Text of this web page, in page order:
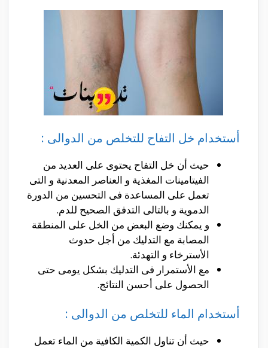
أستخدام خل التفاح للتخلص من الدوالى :
حيث أن خل التفاح يحتوى على العديد من
الفيتامينات المغذية و العناصر المعدنية و التى
تعمل على المساعدة فى التحسين من الدورة
الدموية و بالتالى التدفق الصحيح للدم.
و يمكنك وضع البعض من الخل على المنطقة
المصابة مع التدليك من أجل حدوث
الأسترخاء و التهدئة.
مع الأستمرار فى التدليك بشكل يومى حتى
الحصول على أحسن النتائج.
أستخدام الماء للتخلص من الدوالى :
حيث أن تناول الكمية الكافية من الماء تعمل